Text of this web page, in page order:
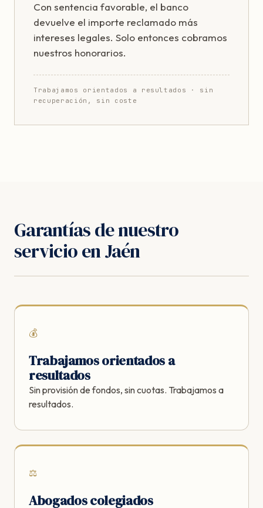
Con sentencia favorable, el banco
devuelve el importe reclamado más
intereses legales. Solo entonces cobramos
nuestros honorarios.
Trabajamos orientados a resultados · sin
recuperación, sin coste
Garantías de nuestro
servicio en Jaén
💰
Trabajamos orientados a
resultados
Sin provisión de fondos, sin cuotas. Trabajamos a
resultados.
⚖️
Abogados colegiados